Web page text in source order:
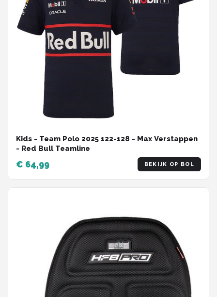
Kids - Team Polo 2025 122-128 - Max Verstappen
- Red Bull Teamline
€ 64,99 BEKIJK OP BOL